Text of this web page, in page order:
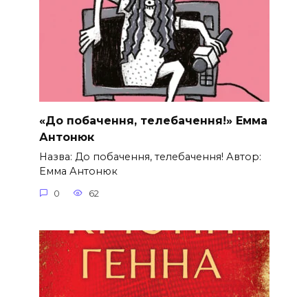
«До побачення, телебачення!» Емма
Антонюк
Назва: До побачення, телебачення! Автор:
Емма Антонюк
0 62